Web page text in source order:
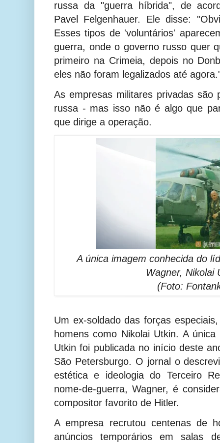
russa da "guerra híbrida", de
Pavel Felgenhauer. Ele disse:
Esses tipos de 'voluntários'
guerra, onde o governo russo quer
primeiro na Crimeia, depois no
eles não foram legalizados até
As empresas militares privadas são
russa - mas isso não é algo que
que dirige a operação.
A única imagem conhecida do
Wagner, Nikolai
(Foto:
Um ex-soldado das forças
homens como Nikolai Utkin. A
Utkin foi publicada no início deste
São Petersburgo. O jornal o
estética e ideologia do Terceiro
nome-de-guerra, Wagner, é
compositor favorito de Hitler.
A empresa recrutou centenas de
anúncios temporários em salas